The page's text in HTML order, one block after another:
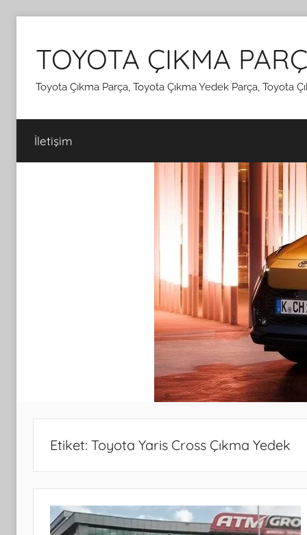
TOYOTA ÇIKMA
Toyota Çıkma Parça, Toyota Çıkma Yedek Parça, Toyota
İletişim
Etiket: Toyota Yaris Cross Çıkma Yedek